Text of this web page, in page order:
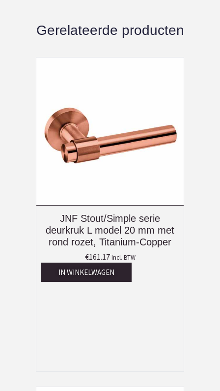
Gerelateerde producten
JNF Stout/Simple serie
deurkruk L model 20 mm met
rond rozet, Titanium-Copper
€161.17 Incl. BTW
IN WINKELWAGEN